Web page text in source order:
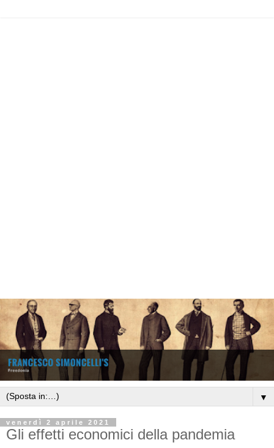
▼
venerdì 2 aprile 2021
Gli effetti economici della pandemia